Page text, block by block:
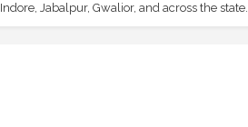
Jabalpur, Gwalior, and across the state.